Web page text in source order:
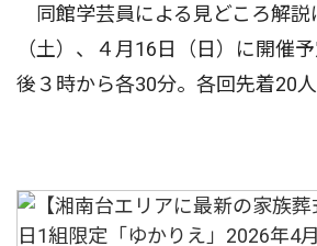
同館学芸員による見どころ解説
（土）、４月16日（日）に開催
後３時から各30分。各回先着20人